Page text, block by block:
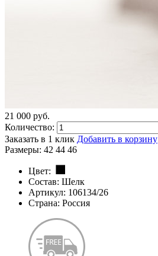
21 000 pуб.
Количество:
Заказать в 1 клик Добавить в корзину
Размеры: 42 44 46
Цвет:
Состав: Шелк
Артикул: 106134/26
Страна: Россия